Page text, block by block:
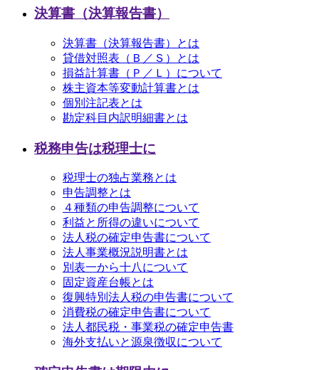
決算書（決算報告書）
決算書（決算報告書）とは
貸借対照表（Ｂ／Ｓ）とは
損益計算書（Ｐ／Ｌ）について
株主資本等変動計算書とは
個別注記表とは
勘定科目内訳明細書とは
税務申告は税理士に
税理士の独占業務とは
申告調整とは
４種類の申告調整について
利益と所得の違いについて
法人税の確定申告書について
法人事業概況説明書とは
別表一から十八について
固定資産台帳とは
復興特別法人税の申告書について
消費税の確定申告書について
法人都民税・事業税の確定申告書
海外支払いと源泉徴収について